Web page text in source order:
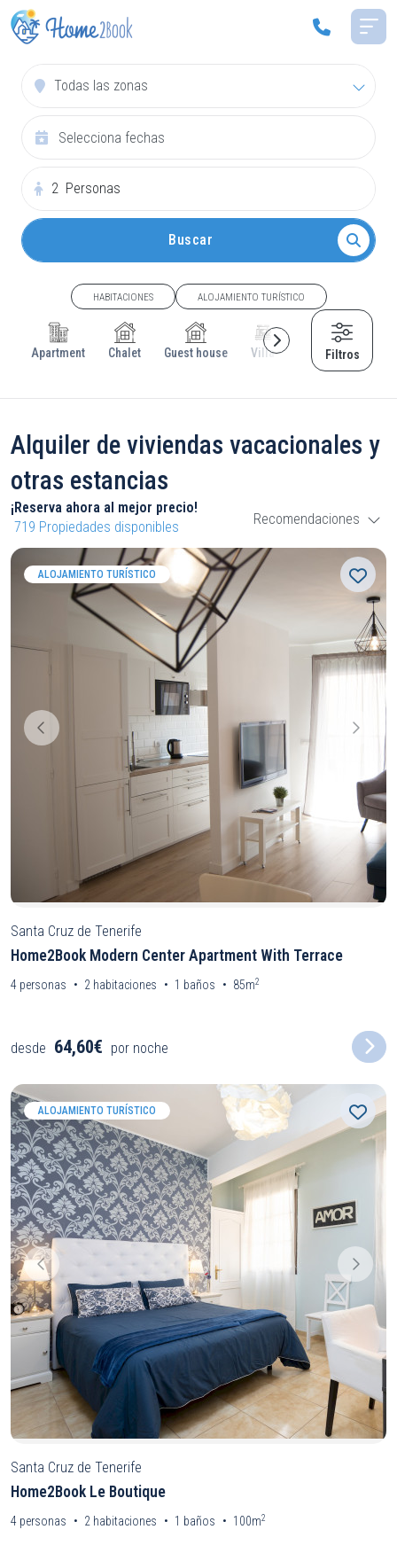
Todas las zonas
2 Personas
Buscar
HABITACIONES ALOJAMIENTO TURÍSTICO
Apartment Chalet Guest house Villa CottageFiltros
Alquiler de viviendas vacacionales y
otras estancias
¡Reserva ahora al mejor precio!
719 Propiedades disponibles Recomendaciones
ALOJAMIENTO TURÍSTICO
Santa Cruz de Tenerife
Home2Book Modern Center Apartment With Terrace
4 personas 2 habitaciones 1 baños 85m2
desde 64,60€ por noche
ALOJAMIENTO TURÍSTICO
Santa Cruz de Tenerife
Home2Book Le Boutique
4 personas 2 habitaciones 1 baños 100m2